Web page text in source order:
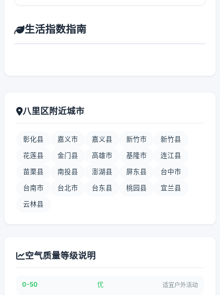
生活指数指南
八里区附近城市
彰化县 嘉义市 嘉义县 新竹市 新竹县
花莲县 金门县 高雄市 基隆市 连江县
苗栗县 南投县 澎湖县 屏东县 台中市
台南市 台北市 台东县 桃园县 宜兰县
云林县
空气质量等级说明
0-50 优 适宜户外活动